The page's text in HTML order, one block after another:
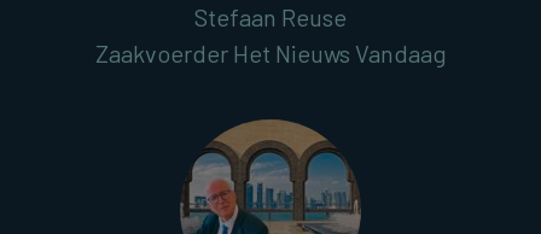
Stefaan Reuse
Zaakvoerder Het Nieuws Vandaag